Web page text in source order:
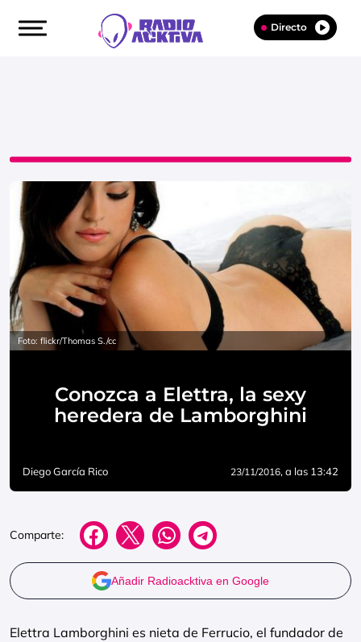
Directo
Foto: flickr/Thomas S./cc
Conozca a Elettra, la sexy
heredera de Lamborghini
Diego García Rico 23/11/2016, a las 13:42
Comparte:
Añadir Radioacktiva en Google
Elettra Lamborghini es nieta de Ferrucio, el fundador de